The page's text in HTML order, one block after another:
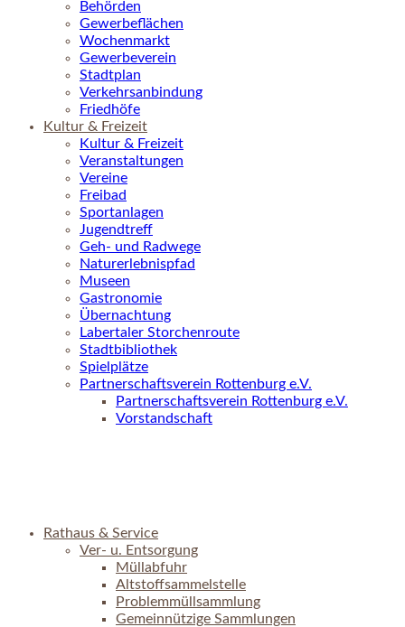
Behörden
Gewerbeflächen
Wochenmarkt
Gewerbeverein
Stadtplan
Verkehrsanbindung
Friedhöfe
Kultur & Freizeit
Kultur & Freizeit
Veranstaltungen
Vereine
Freibad
Sportanlagen
Jugendtreff
Geh- und Radwege
Naturerlebnispfad
Museen
Gastronomie
Übernachtung
Labertaler Storchenroute
Stadtbibliothek
Spielplätze
Partnerschaftsverein Rottenburg e.V.
Partnerschaftsverein Rottenburg e.V.
Vorstandschaft
Rathaus & Service
Ver- u. Entsorgung
Müllabfuhr
Altstoffsammelstelle
Problemmüllsammlung
Gemeinnützige Sammlungen